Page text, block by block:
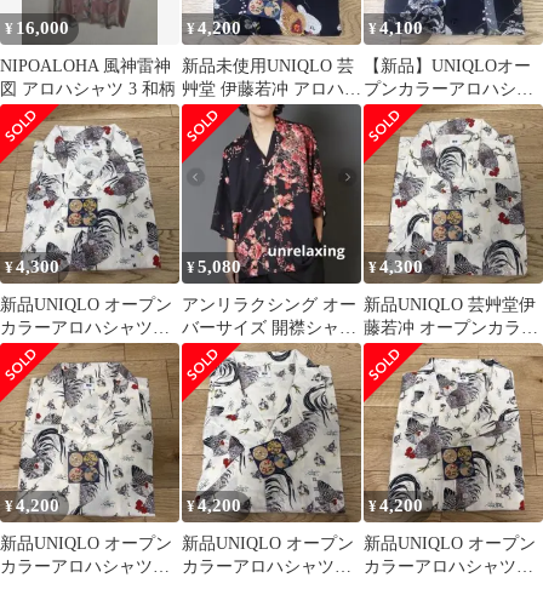
ルチカラー サイズ：L
【104】
¥ 16,000
NIPOALOHA 風神雷神
図 アロハシャツ 3 和柄
¥4,200
新品未使用UNIQLO 芸
艸堂 伊藤若冲 アロハシ
ャツ ブラック XL
¥4,100
【新品】UNIQLOオー
プンカラーアロハシャ
ツ芸艸堂 伊藤若沖ブラ
ックL
¥4,300
新品UNIQLO オープン
カラーアロハシャツ芸
艸堂伊藤若冲 オフホワ
イトM
¥5,080
アンリラクシング オー
バーサイズ 開襟シャツ
半袖 黒 花柄 ユニセッ
クス 赤
¥4,300
新品UNIQLO 芸艸堂伊
藤若冲 オープンカラー
アロハシャツ オフホワ
イト L
¥4,200
新品UNIQLO オープン
カラーアロハシャツ芸
¥4,200
新品UNIQLO オープン
カラーアロハシャツ芸
¥4,200
新品UNIQLO オープン
カラーアロハシャツ芸